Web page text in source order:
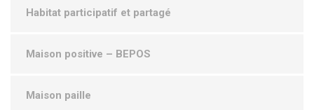
Habitat participatif et partagé
Maison positive – BEPOS
Maison paille